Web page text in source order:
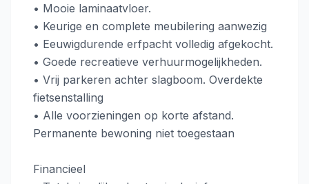
• Mooie laminaatvloer.
• Keurige en complete meubilering aanwezig
• Eeuwigdurende erfpacht volledig afgekocht.
• Goede recreatieve verhuurmogelijkheden.
• Vrij parkeren achter slagboom. Overdekte
fietsenstalling
• Alle voorzieningen op korte afstand.
Permanente bewoning niet toegestaan
Financieel